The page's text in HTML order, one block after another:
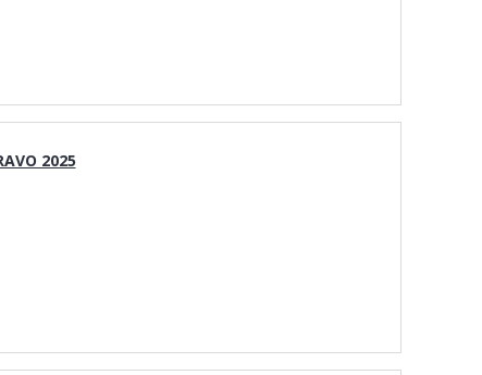
2025